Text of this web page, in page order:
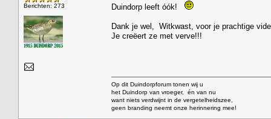
Berichten: 273 Duindorp leeft óók!
Dank je wel, Witkwast, voor je prachtige
Je creëert ze met verve!!!
Op dit Duindorpforum tonen wij u
het Duindorp van vroeger, én van nu
want niets verdwijnt in de vergetelheidszee,
geen branding neemt onze herinnering mee!